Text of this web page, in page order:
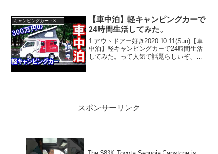
キャンピングカー・SUV人気車種
【車中泊】軽キャンピングカーで
24時間生活してみた。
1:アウトドアー好き2020.10.11(Sun)【車
中泊】軽キャンピングカーで24時間生活
してみた。って人気で話題らしいぞ、見
スポンサーリンク